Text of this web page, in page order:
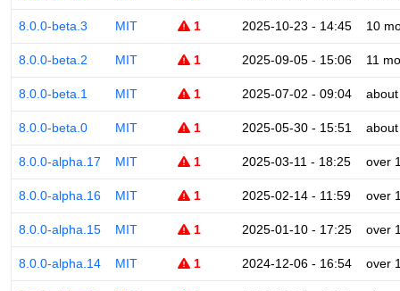
8.0.0-beta.3 MIT 1 2025-10-23 - 14:45 10
8.0.0-beta.2 MIT 1 2025-09-05 - 15:06 11
8.0.0-beta.1 MIT 1 2025-07-02 - 09:04
8.0.0-beta.0 MIT 1 2025-05-30 - 15:51
8.0.0-alpha.17 MIT 1 2025-03-11 - 18:25 over
8.0.0-alpha.16 MIT 1 2025-02-14 - 11:59 over
8.0.0-alpha.15 MIT 1 2025-01-10 - 17:25 over
8.0.0-alpha.14 MIT 1 2024-12-06 - 16:54 over